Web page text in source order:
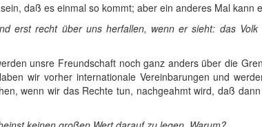
daß es einmal so kommt; aber ein anderes Mal kann
erst recht über uns herfallen, wenn er sieht: das
unsre Freundschaft noch ganz anders über die
wir vorher internationale Vereinbarungen und
wenn wir das Rechte tun, nachgeahmt wird, daß